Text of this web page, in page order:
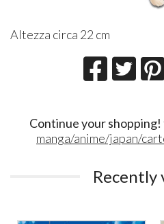
Altezza circa 22 cm
Continue your shopping!
manga/anime/japan/
Recently